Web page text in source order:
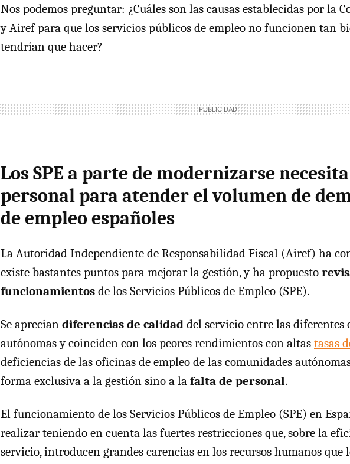
Nos podemos preguntar: ¿Cuáles son las causas establecidas por la
y Airef para que los servicios públicos de empleo no funcionen tan
tendrían que hacer?
Los SPE a parte de modernizarse
personal para atender el volumen de
de empleo españoles
La Autoridad Independiente de Responsabilidad Fiscal (Airef) ha
existe bastantes puntos para mejorar la gestión, y ha propuesto
funcionamientos de los Servicios Públicos de Empleo (SPE).
Se aprecian diferencias de calidad del servicio entre las diferentes
autónomas y coinciden con los peores rendimientos con altas tasas
deficiencias de las oficinas de empleo de las comunidades
forma exclusiva a la gestión sino a la falta de personal.
El funcionamiento de los Servicios Públicos de Empleo (SPE) en
realizar teniendo en cuenta las fuertes restricciones que, sobre la
servicio, introducen grandes carencias en los recursos humanos que